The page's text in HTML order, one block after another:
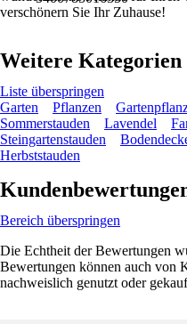
verschönern Sie Ihr Zuhause!
Weitere Kategorien
Liste überspringen
Garten
Pflanzen
Sommerstauden
Lavendel
Steingartenstauden
Herbststauden
Bereich überspringen
Die Echtheit der Bewertungen
Bewertungen können auch von
nachweislich genutzt oder